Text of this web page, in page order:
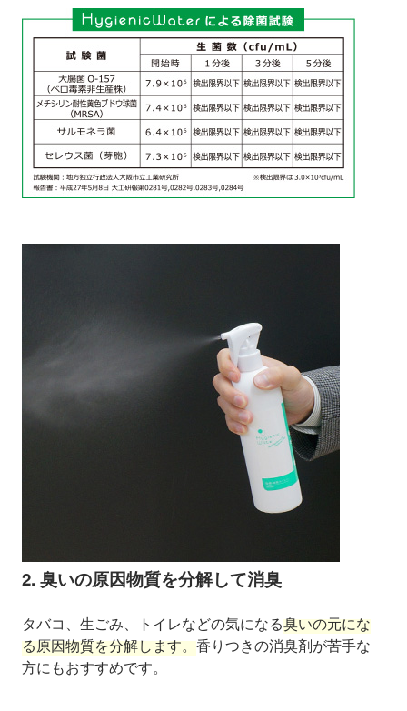
2. 臭いの原因物質を分解して消臭
タバコ、生ごみ、トイレなどの気になる臭いの元にな
る原因物質を分解します。香りつきの消臭剤が苦手な
方にもおすすめです。